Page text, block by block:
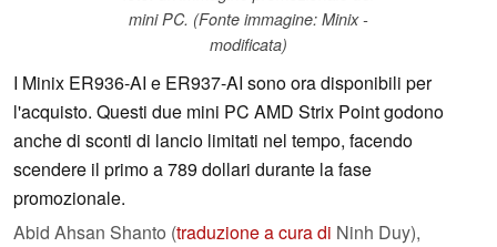
mini PC. (Fonte immagine: Minix -
modificata)
I Minix ER936-AI e ER937-AI sono ora disponibili per
l'acquisto. Questi due mini PC AMD Strix Point godono
anche di sconti di lancio limitati nel tempo, facendo
scendere il primo a 789 dollari durante la fase
promozionale.
Abid Ahsan Shanto (traduzione a cura di Ninh Duy),